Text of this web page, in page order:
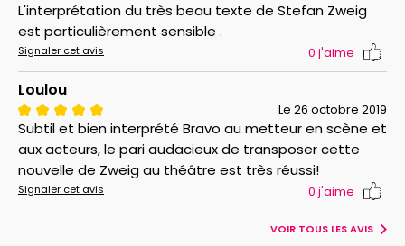
L'interprétation du très beau texte de Stefan Zweig
est particulièrement sensible .
Signaler cet avis 0 j'aime
Loulou
Le 26 octobre 2019
Subtil et bien interprété Bravo au metteur en scène et
aux acteurs, le pari audacieux de transposer cette
nouvelle de Zweig au théâtre est très réussi!
Signaler cet avis 0 j'aime
VOIR TOUS LES AVIS